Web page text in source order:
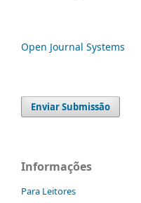
Open Journal Systems
Enviar Submissão
Informações
Para Leitores